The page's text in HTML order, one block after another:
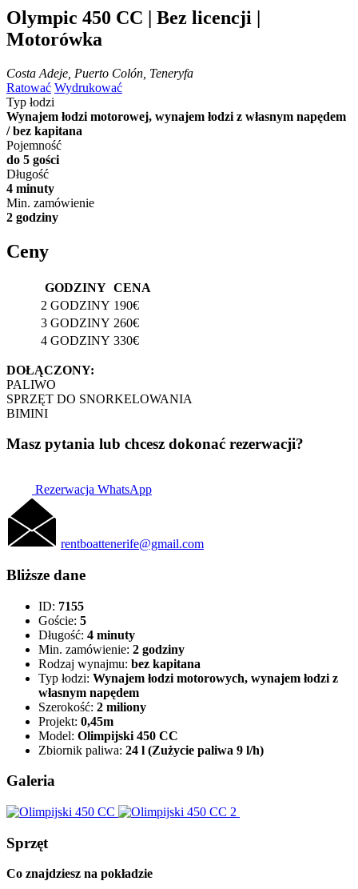
Olympic 450 CC | Bez licencji |
Motorówka
Costa Adeje, Puerto Colón, Teneryfa
Ratować Wydrukować
Typ łodzi
Wynajem łodzi motorowej, wynajem łodzi z własnym napędem
/ bez kapitana
Pojemność
do 5 gości
Długość
4 minuty
Min. zamówienie
2 godziny
Ceny
GODZINY CENA
2 GODZINY 190€
3 GODZINY 260€
4 GODZINY 330€
DOŁĄCZONY:
PALIWO
SPRZĘT DO SNORKELOWANIA
BIMINI
Masz pytania lub chcesz dokonać rezerwacji?
Rezerwacja WhatsApp
rentboattenerife@gmail.com
Bliższe dane
ID: 7155
Goście: 5
Długość: 4 minuty
Min. zamówienie: 2 godziny
Rodzaj wynajmu: bez kapitana
Typ łodzi: Wynajem łodzi motorowych, wynajem łodzi z
własnym napędem
Szerokość: 2 miliony
Projekt: 0,45m
Model: Olimpijski 450 CC
Zbiornik paliwa: 24 l (Zużycie paliwa 9 l/h)
Galeria
Sprzęt
Co znajdziesz na pokładzie